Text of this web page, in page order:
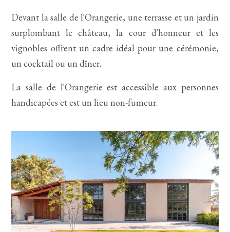
Devant la salle de l'Orangerie, une terrasse et un jardin
surplombant le château, la cour d'honneur et les
vignobles offrent un cadre idéal pour une cérémonie,
un cocktail ou un dîner.
La salle de l'Orangerie est accessible aux personnes
handicapées et est un lieu non-fumeur.